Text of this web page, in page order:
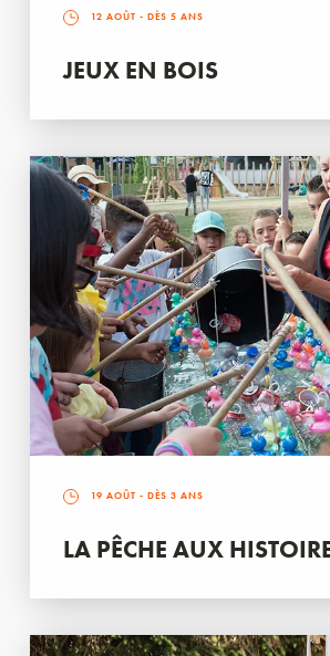
12 AOÛT - DÈS 5 ANS
JEUX EN BOIS
19 AOÛT - DÈS 3 ANS
LA PÊCHE AUX